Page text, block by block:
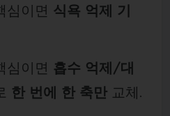
심이면 식욕 억제 기
심이면 흡수 억제/대
한 번에 한 축만교체.